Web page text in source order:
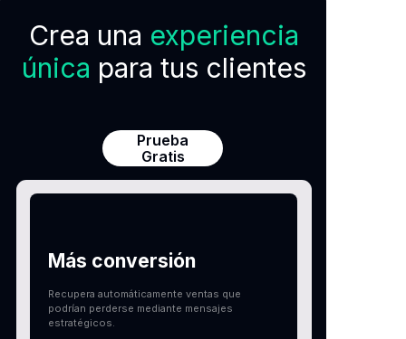
Crea una experiencia
única para tus clientes
Prueba
Gratis
Más conversión
Recupera automáticamente ventas que
podrían perderse mediante mensajes
estratégicos.